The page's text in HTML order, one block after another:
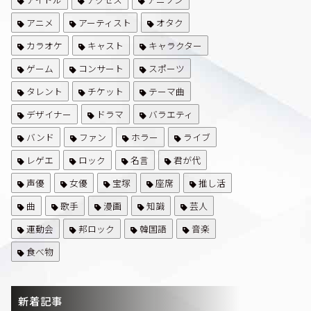
アニメ
アーティスト
オタク
カラオケ
キャスト
キャラクター
ゲーム
コンサート
スポーツ
タレント
チケット
テーマ曲
デザイナー
ドラマ
バラエティ
バンド
ファン ホラー
ライブ
レゲエ
ロック 名言
君が代
声優
女優 宝塚 座席
推し活
曲
歌手 漫画 知識
芸人
運動会
邦ロック 韓国語
音楽
食べ物
新着記事